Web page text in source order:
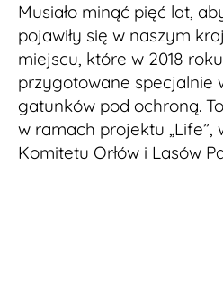
Musiało minąć pięć lat,
pojawiły się w naszym
miejscu, które w 2018
przygotowane specjalnie
gatunków pod ochroną.
w ramach projektu
Komitetu Orłów i Lasów